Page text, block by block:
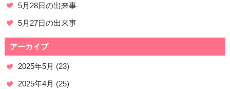
5月28日の出来事
5月27日の出来事
アーカイブ
2025年5月 (23)
2025年4月 (25)